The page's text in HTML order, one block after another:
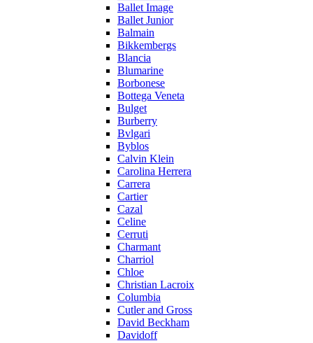
Ballet Image
Ballet Junior
Balmain
Bikkembergs
Blancia
Blumarine
Borbonese
Bottega Veneta
Bulget
Burberry
Bvlgari
Byblos
Calvin Klein
Carolina Herrera
Carrera
Cartier
Cazal
Celine
Cerruti
Charmant
Charriol
Chloe
Christian Lacroix
Columbia
Cutler and Gross
David Beckham
Davidoff